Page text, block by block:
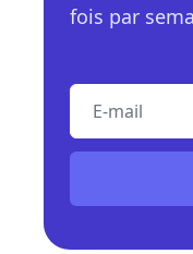
fois par
E-mail